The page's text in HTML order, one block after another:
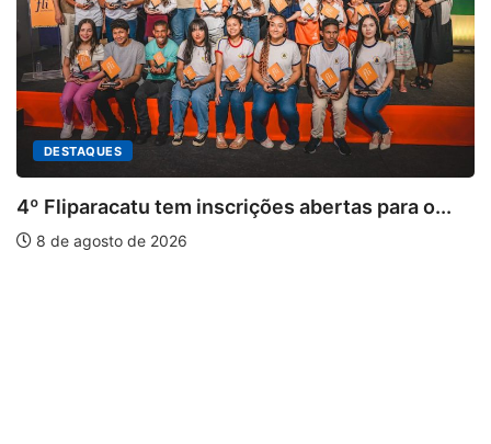
DESTAQUES
4º Fliparacatu tem inscrições abertas para o...
8 de agosto de 2026